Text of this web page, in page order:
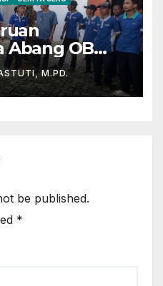
Abang OB
M.PD.
be published.
*